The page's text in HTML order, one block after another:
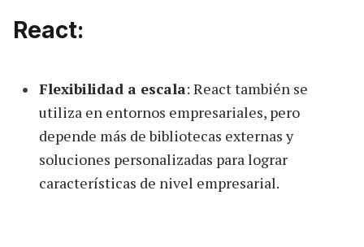
React:
Flexibilidad a escala: React también se
utiliza en entornos empresariales, pero
depende más de bibliotecas externas y
soluciones personalizadas para lograr
características de nivel empresarial.